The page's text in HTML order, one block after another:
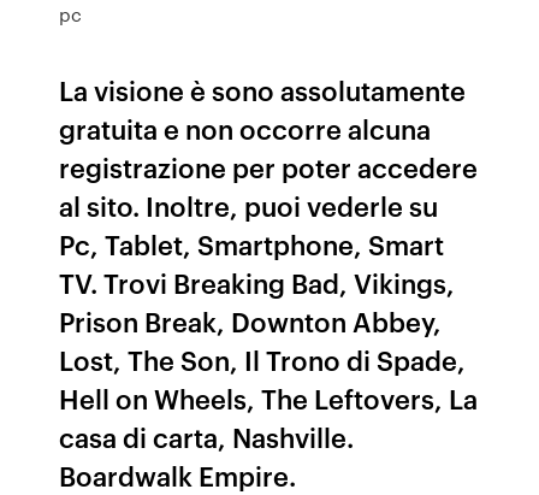
pc
La visione è sono assolutamente
gratuita e non occorre alcuna
registrazione per poter accedere
al sito. Inoltre, puoi vederle su
Pc, Tablet, Smartphone, Smart
TV. Trovi Breaking Bad, Vikings,
Prison Break, Downton Abbey,
Lost, The Son, Il Trono di Spade,
Hell on Wheels, The Leftovers, La
casa di carta, Nashville.
Boardwalk Empire.